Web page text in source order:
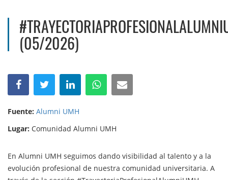
(05/2026)
Fuente: Alumni UMH
Lugar: Comunidad Alumni UMH
En Alumni UMH seguimos dando visibilidad al talento y a la
evolución profesional de nuestra comunidad universitaria. A